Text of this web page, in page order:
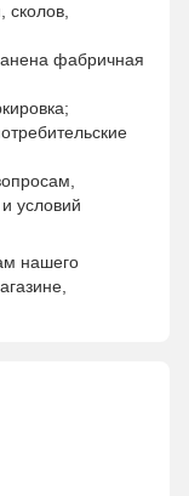
сколов,
фабричная
условий
нашего